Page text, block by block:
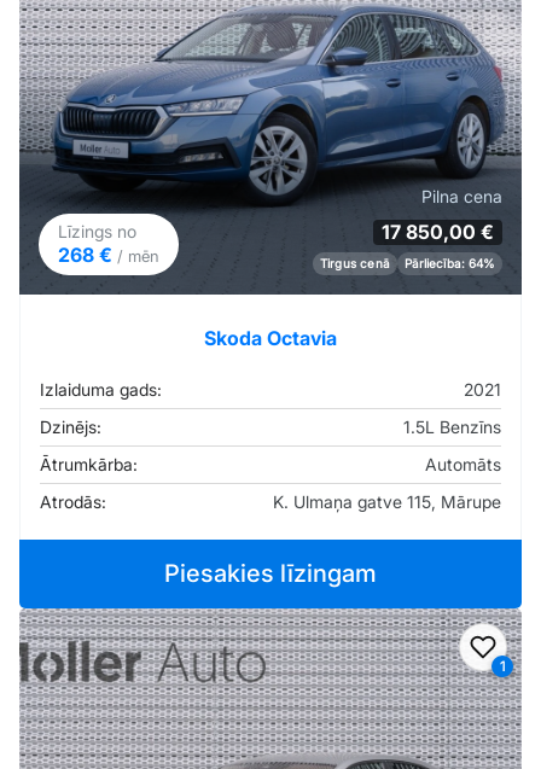
Līzings no
268 € / mēn
Pilna cena
17 850,00 €
Tirgus cenā Pārliecība: 64%
Skoda Octavia
Izlaiduma gads:
2021
Dzinējs:
1.5L Benzīns
Ātrumkārba:
Automāts
Atrodās:
K. Ulmaņa gatve 115, Mārupe
Piesakies līzingam
1